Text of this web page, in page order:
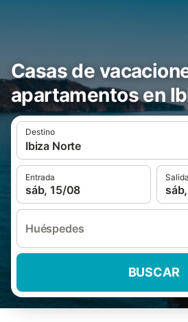
Casas de
apartamentos en
Destino
Ibiza Norte
Entrada
sáb, 15/08
Salida
Huéspedes
BUSCAR